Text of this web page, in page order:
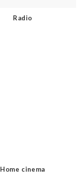
Radio
Home cinema